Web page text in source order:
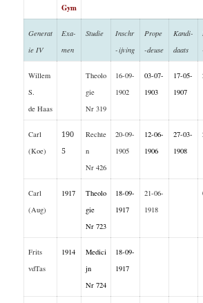
Gym
Generat
ie IV
Exa-
men
Studie
Inschr
-ijving
Prope
-deuse
Kandi-
daats
Willem
S.
de Haas
Theolo
gie
Nr 319
16-09-
1902
03-07-
1903
17-05-
1907
Carl
(Koe)
190
5
Rechte
n
Nr 426
20-09-
1905
12-06-
1906
27-03-
1908
Carl
(Aug)
1917
Theolo
gie
Nr 723
18-09-
1917
21-06-
1918
Frits
vdTas
1914
Medici
jn
Nr 724
18-09-
1917